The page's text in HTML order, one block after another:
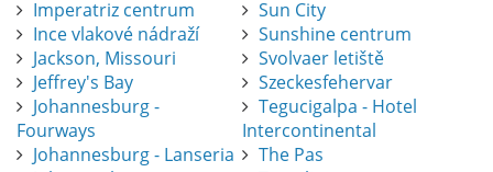
Imperatriz centrum
Ince vlakové nádraží
Jackson, Missouri
Jeffrey's Bay
Johannesburg -
Fourways
Johannesburg - Lanseria
Sun City
Sunshine centrum
Svolvaer letiště
Szeckesfehervar
Tegucigalpa - Hotel
Intercontinental
The Pas